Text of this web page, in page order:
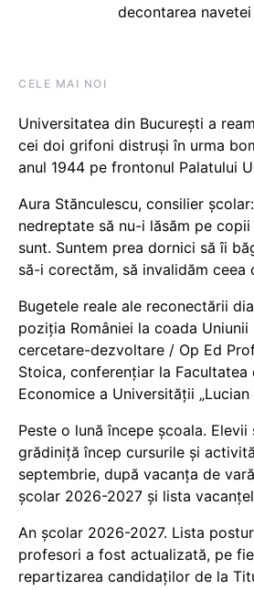
decontarea navetei
CELE MAI NOI
Universitatea din București a
cei doi grifoni distruși în urma
anul 1944 pe frontonul Palatului
Aura Stănculescu, consilier
nedreptate să nu-i lăsăm pe
sunt. Suntem prea dornici să îi
să-i corectăm, să invalidăm ceea
Bugetele reale ale reconectării
poziția României la coada Uniunii
cercetare-dezvoltare / Op Ed
Stoica, conferențiar la Facultatea
Economice a Universității „Lucian
Peste o lună începe școala.
grădiniță încep cursurile și
septembrie, după vacanța de
școlar 2026-2027 și lista
An școlar 2026-2027. Lista
profesori a fost actualizată, pe
repartizarea candidaților de la